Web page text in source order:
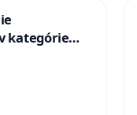
kategórie
v železničnej